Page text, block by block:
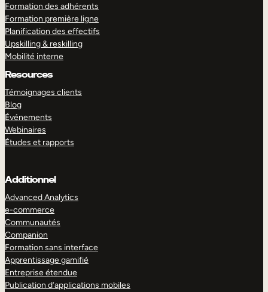
Formation des adhérents
Formation première ligne
Planification des effectifs
Upskilling & reskilling
Mobilité interne
Resources
Témoignages clients
Blog
Événements
Webinaires
Études et rapports
Additionnel
Advanced Analytics
e-commerce
Communautés
Companion
Formation sans interface
Apprentissage gamifié
Entreprise étendue
Publication d’applications mobiles